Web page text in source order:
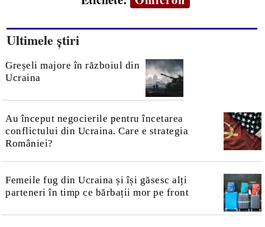
Ultimele știri
Greșeli majore în războiul din
Ucraina
Au început negocierile pentru încetarea
conflictului din Ucraina. Care e strategia
României?
Femeile fug din Ucraina și își găsesc alți
parteneri în timp ce bărbații mor pe front